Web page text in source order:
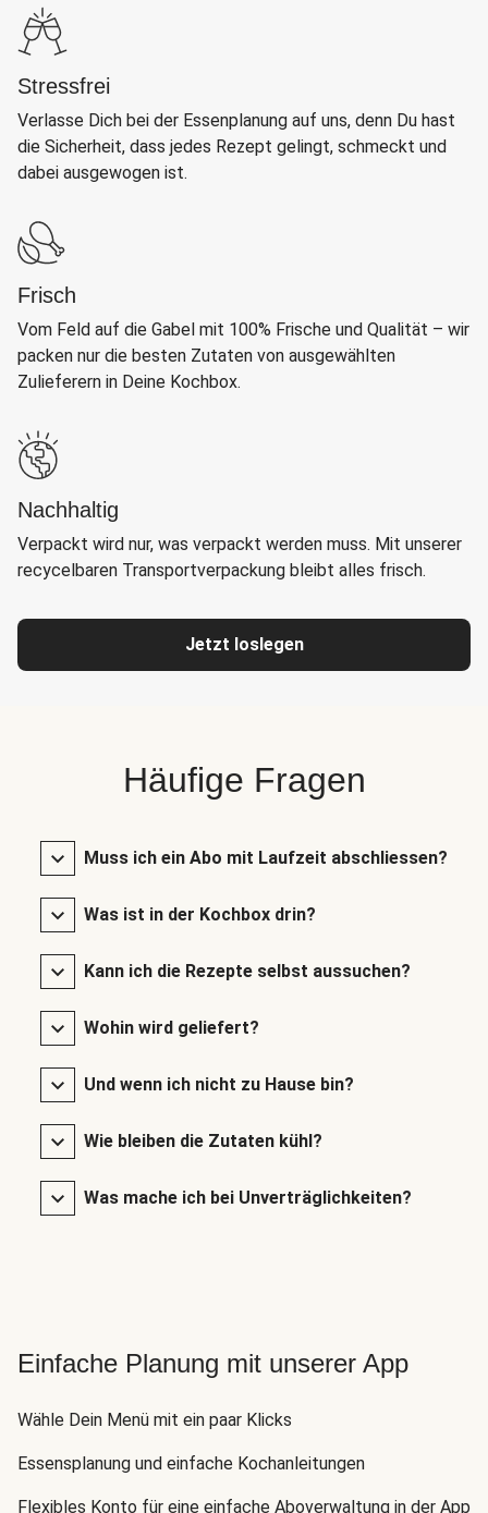
Stressfrei
Verlasse Dich bei der Essenplanung auf uns, denn Du hast
die Sicherheit, dass jedes Rezept gelingt, schmeckt und
dabei ausgewogen ist.
Frisch
Vom Feld auf die Gabel mit 100% Frische und Qualität – wir
packen nur die besten Zutaten von ausgewählten
Zulieferern in Deine Kochbox.
Nachhaltig
Verpackt wird nur, was verpackt werden muss. Mit unserer
recycelbaren Transportverpackung bleibt alles frisch.
Jetzt loslegen
Häufige Fragen
Muss ich ein Abo mit Laufzeit abschliessen?
Was ist in der Kochbox drin?
Kann ich die Rezepte selbst aussuchen?
Wohin wird geliefert?
Und wenn ich nicht zu Hause bin?
Wie bleiben die Zutaten kühl?
Was mache ich bei Unverträglichkeiten?
Einfache Planung mit unserer App
Wähle Dein Menü mit ein paar Klicks
Essensplanung und einfache Kochanleitungen
Flexibles Konto für eine einfache Aboverwaltung in der App